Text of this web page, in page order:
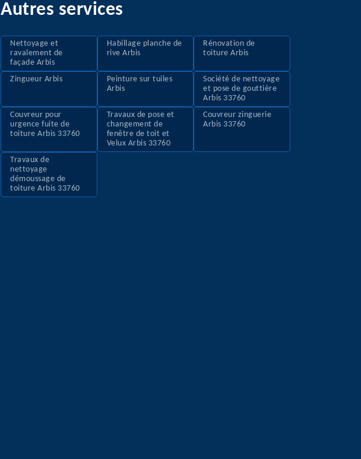
Autres services
Nettoyage et
ravalement de
façade Arbis
Habillage planche de
rive Arbis
Rénovation de
toiture Arbis
Zingueur Arbis
Peinture sur tuiles
Arbis
Société de nettoyage
et pose de gouttière
Arbis 33760
Couvreur pour
urgence fuite de
toiture Arbis 33760
Travaux de pose et
changement de
fenêtre de toit et
Velux Arbis 33760
Couvreur zinguerie
Arbis 33760
Travaux de
nettoyage
démoussage de
toiture Arbis 33760